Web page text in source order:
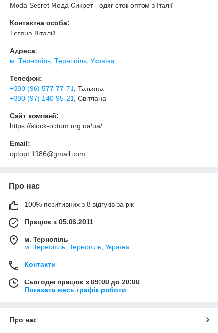
Moda Secret Мода Сикрет - одяг сток оптом з Італії
Контактна особа:
Тетяна Віталій
Адреса:
м. Тернопіль, Тернопіль, Україна
Телефон:
+380 (96) 577-77-71
, Татьяна
+380 (97) 140-95-21
, Світлана
Сайт компанії:
https://stock-optom.org.ua/ua/
Email:
optopt.1986@gmail.com
Про нас
100% позитивних з 8 відгуків за рік
Працює з 05.06.2011
м. Тернопіль
м. Тернопіль, Тернопіль, Україна
Контакти
Сьогодні працює з 09:00 до 20:00
Показати весь графік роботи
Про нас